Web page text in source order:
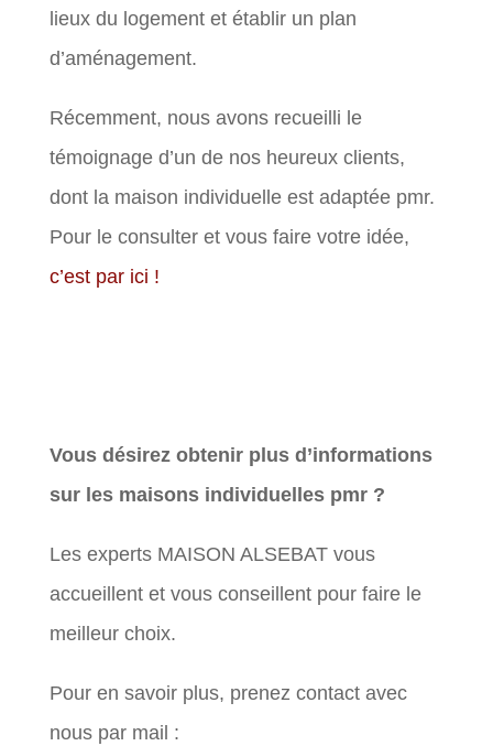
lieux du logement et établir un plan
d’aménagement.
Récemment, nous avons recueilli le
témoignage d’un de nos heureux clients,
dont la maison individuelle est adaptée pmr.
Pour le consulter et vous faire votre idée,
c’est par ici !
Vous désirez obtenir plus d’informations
sur les maisons individuelles pmr ?
Les experts MAISON ALSEBAT vous
accueillent et vous conseillent pour faire le
meilleur choix.
Pour en savoir plus, prenez contact avec
nous par mail :